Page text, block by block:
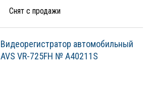
Снят с продажи
Видеорегистратор автомобильный
AVS VR-725FH № A40211S